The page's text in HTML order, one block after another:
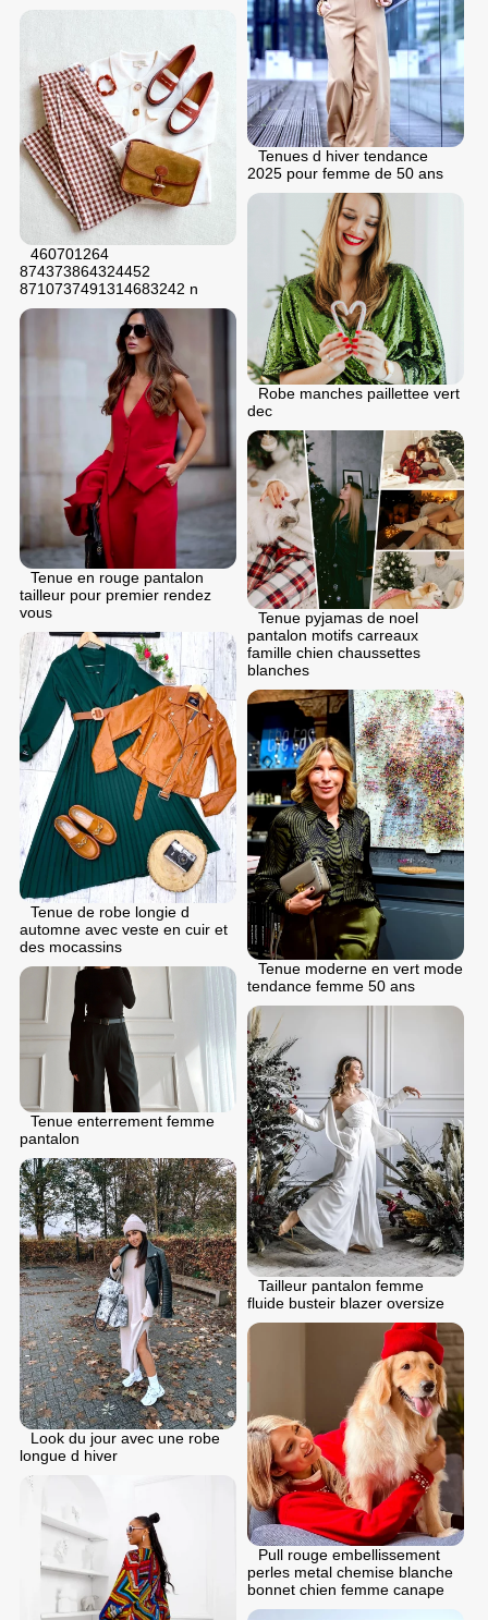
Tenues d hiver tendance
2025 pour femme de 50 ans
460701264
874373864324452
8710737491314683242 n
Robe manches paillettee vert
dec
Tenue en rouge pantalon
tailleur pour premier rendez
vous
Tenue pyjamas de noel
pantalon motifs carreaux
famille chien chaussettes
blanches
Tenue de robe longie d
automne avec veste en cuir et
des mocassins
Tenue moderne en vert mode
tendance femme 50 ans
Tenue enterrement femme
pantalon
Tailleur pantalon femme
fluide busteir blazer oversize
Look du jour avec une robe
longue d hiver
Pull rouge embellissement
perles metal chemise blanche
bonnet chien femme canape